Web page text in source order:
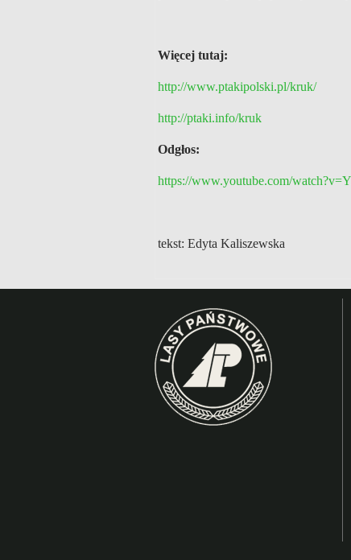
Więcej tutaj:
http://www.ptakipolski.pl/kruk/
http://ptaki.info/kruk
Odgłos:
https://www.youtube.com/
tekst: Edyta Kaliszewska